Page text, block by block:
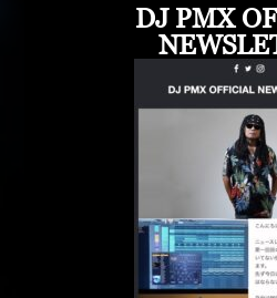
DJ PMX